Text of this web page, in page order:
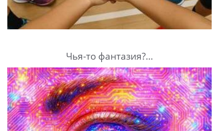
Чья-то фантазия?...